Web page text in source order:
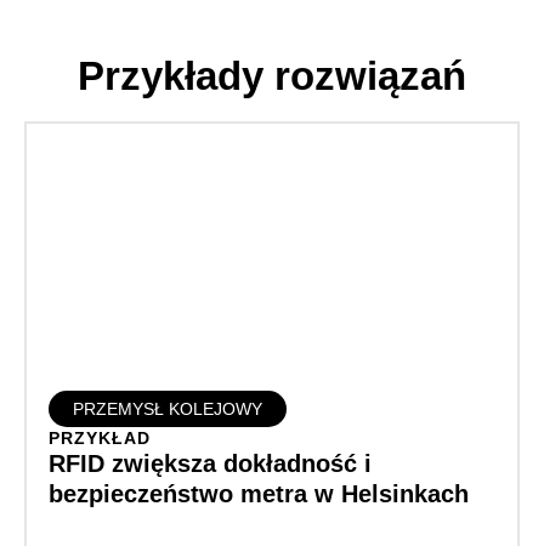
Przykłady rozwiązań
PRZEMYSŁ KOLEJOWY
PRZYKŁAD
RFID zwiększa dokładność i
bezpieczeństwo metra w Helsinkach